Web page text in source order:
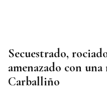
Secuestrado,
amenazado con
Carballiño